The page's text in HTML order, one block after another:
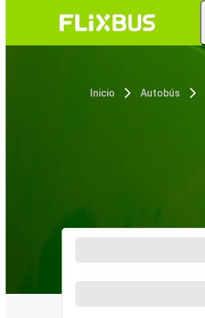
Inicio Autobús